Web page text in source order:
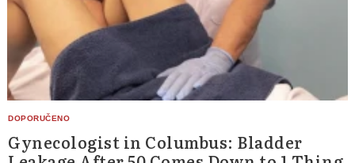
Gynecologist in Columbus: Bladder